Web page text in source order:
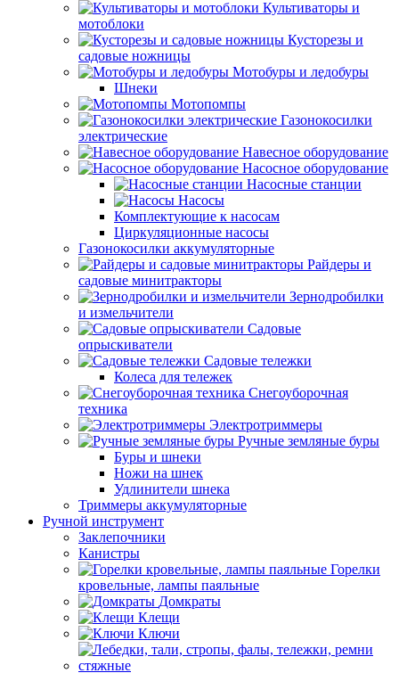
Культиваторы и
мотоблоки
Кусторезы и
садовые ножницы
Мотобуры и ледобуры
Шнеки
Мотопомпы
Газонокосилки
электрические
Навесное оборудование
Насосное оборудование
Насосные станции
Насосы
Комплектующие к насосам
Циркуляционные насосы
Газонокосилки аккумуляторные
Райдеры и
садовые минитракторы
Зернодробилки
и измельчители
Садовые
опрыскиватели
Садовые тележки
Колеса для тележек
Снегоуборочная
техника
Электротриммеры
Ручные земляные буры
Буры и шнеки
Ножи на шнек
Удлинители шнека
Триммеры аккумуляторные
Ручной инструмент
Заклепочники
Канистры
Горелки
кровельные, лампы паяльные
Домкраты
Клещи
Ключи